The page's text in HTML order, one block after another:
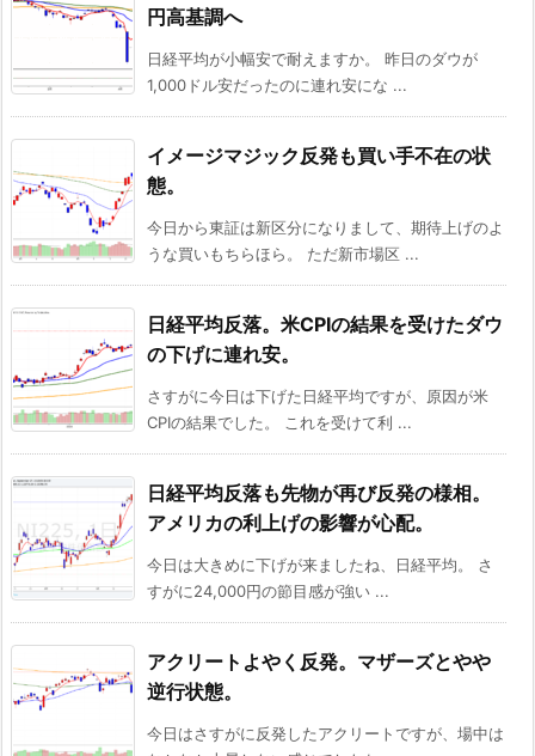
円高基調へ
日経平均が小幅安で耐えますか。 昨日のダウが
1,000ドル安だったのに連れ安にな ...
イメージマジック反発も買い手不在の状
態。
今日から東証は新区分になりまして、期待上げのよ
うな買いもちらほら。 ただ新市場区 ...
日経平均反落。米CPIの結果を受けたダウ
の下げに連れ安。
さすがに今日は下げた日経平均ですが、原因が米
CPIの結果でした。 これを受けて利 ...
日経平均反落も先物が再び反発の様相。
アメリカの利上げの影響が心配。
今日は大きめに下げが来ましたね、日経平均。 さ
すがに24,000円の節目感が強い ...
アクリートよやく反発。マザーズとやや
逆行状態。
今日はさすがに反発したアクリートですが、場中は